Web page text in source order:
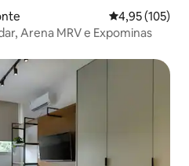
4,95 de uma
4,95 (105)
Arena MRV e Expominas